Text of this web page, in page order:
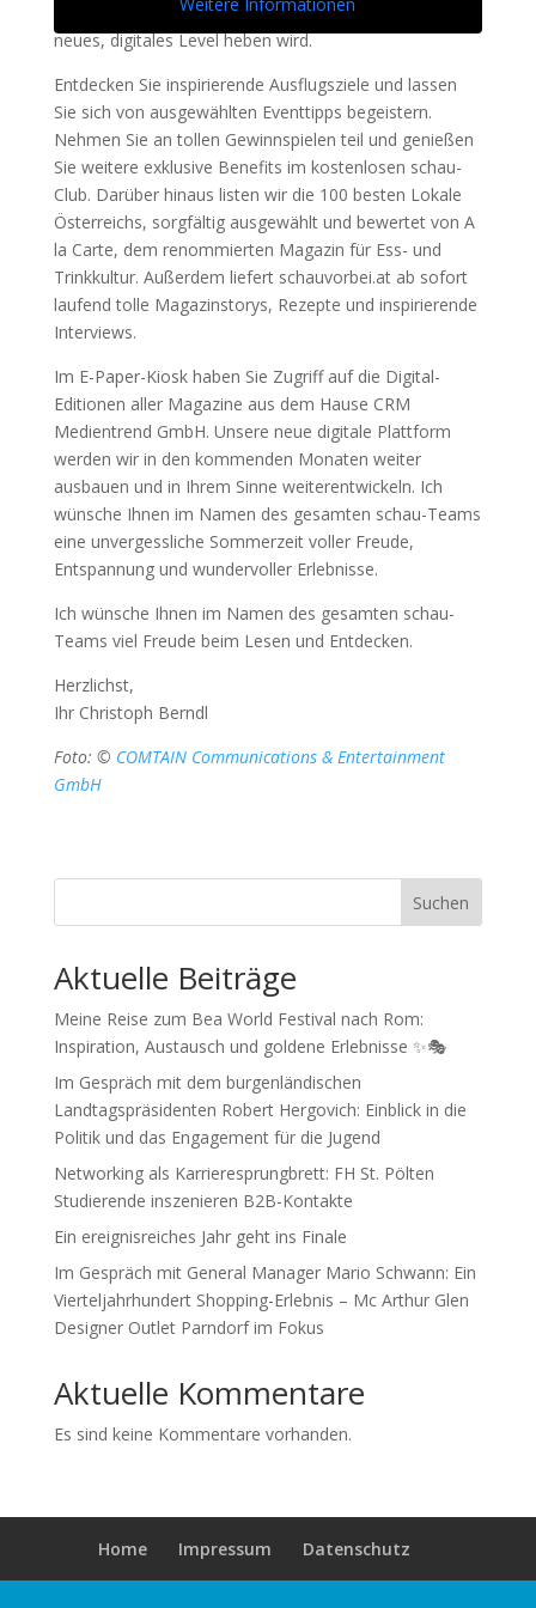
neue Website, die das schau-Magazinerlebnis auf ein
neues, digitales Level heben wird.
Entdecken Sie inspirierende Ausflugsziele und lassen
Sie sich von ausgewählten Eventtipps begeistern.
Nehmen Sie an tollen Gewinnspielen teil und genießen
Sie weitere exklusive Benefits im kostenlosen schau-
Club. Darüber hinaus listen wir die 100 besten Lokale
Österreichs, sorgfältig ausgewählt und bewertet von A
la Carte, dem renommierten Magazin für Ess- und
Trinkkultur. Außerdem liefert schauvorbei.at ab sofort
laufend tolle Magazinstorys, Rezepte und inspirierende
Interviews.
Im E-Paper-Kiosk haben Sie Zugriff auf die Digital-
Editionen aller Magazine aus dem Hause CRM
Medientrend GmbH. Unsere neue digitale Plattform
werden wir in den kommenden Monaten weiter
ausbauen und in Ihrem Sinne weiterentwickeln. Ich
wünsche Ihnen im Namen des gesamten schau-Teams
eine unvergessliche Sommerzeit voller Freude,
Entspannung und wundervoller Erlebnisse.
Ich wünsche Ihnen im Namen des gesamten schau-
Teams viel Freude beim Lesen und Entdecken.
Herzlichst,
Ihr Christoph Berndl
Foto: © COMTAIN Communications & Entertainment
GmbH
Suchen
Aktuelle Beiträge
Meine Reise zum Bea World Festival nach Rom:
Inspiration, Austausch und goldene Erlebnisse ✨🎭
Im Gespräch mit dem burgenländischen
Landtagspräsidenten Robert Hergovich: Einblick in die
Politik und das Engagement für die Jugend
Networking als Karrieresprungbrett: FH St. Pölten
Studierende inszenieren B2B-Kontakte
Ein ereignisreiches Jahr geht ins Finale
Im Gespräch mit General Manager Mario Schwann: Ein
Vierteljahrhundert Shopping-Erlebnis – Mc Arthur Glen
Designer Outlet Parndorf im Fokus
Aktuelle Kommentare
Es sind keine Kommentare vorhanden.
Home Impressum Datenschutz